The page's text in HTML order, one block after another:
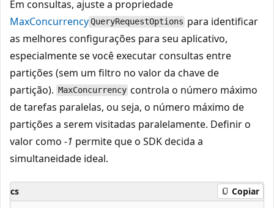
Em consultas, ajuste a propriedade
MaxConcurrencyQueryRequestOptions para identificar
as melhores configurações para seu aplicativo,
especialmente se você executar consultas entre
partições (sem um filtro no valor da chave de
partição). MaxConcurrency controla o número máximo
de tarefas paralelas, ou seja, o número máximo de
partições a serem visitadas paralelamente. Definir o
valor como -1 permite que o SDK decida a
simultaneidade ideal.
cs Copiar